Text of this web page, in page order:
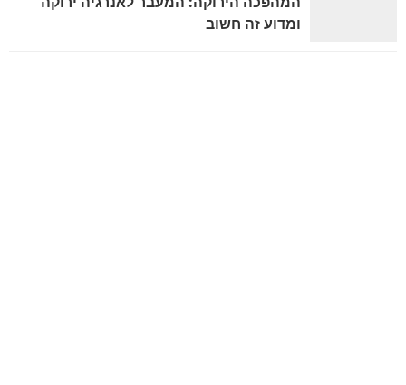
ומדוע זה חשוב